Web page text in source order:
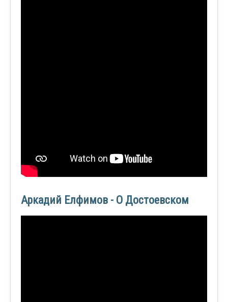
Аркадий Елфимов - О Достоевском